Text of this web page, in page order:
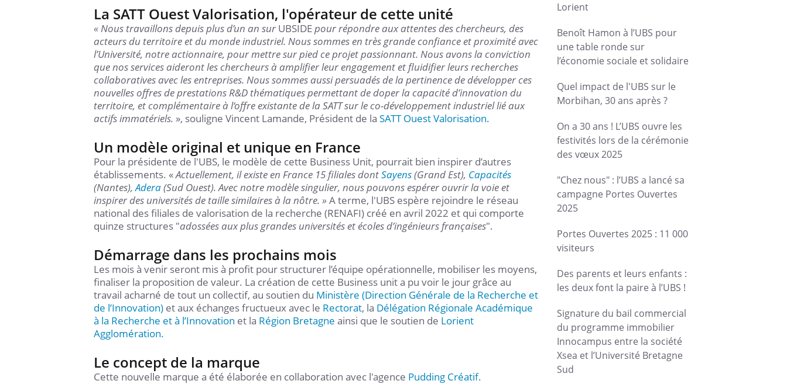
La SATT Ouest Valorisation, l'opérateur de cette unité
« Nous travaillons depuis plus d’un an sur UBSIDEpour répondre aux attentes des chercheurs, des
acteurs du territoire et du monde industriel. Nous sommes en très grande confiance et proximité avec
l’Université, notre actionnaire, pour mettre sur pied ce projet passionnant. Nous avons la conviction
que nos services aideront les chercheurs à amplifier leur engagement et fluidifier leurs recherches
collaboratives avec les entreprises. Nous sommes aussi persuadés de la pertinence de développer ces
nouvelles offres de prestations R&D thématiques permettant de doper la capacité d’innovation du
territoire, et complémentaire à l‘offre existante de la SATT sur le co-développement industriel lié aux
actifs immatériels. », souligne Vincent Lamande, Président de la SATT Ouest Valorisation.
Un modèle original et unique en France
Pour la présidente de l'UBS, le modèle de cette Business Unit, pourrait bien inspirer d’autres
établissements. «Actuellement, il existe en France 15 filiales dontSayens(Grand Est), Capacités
(Nantes),Adera(Sud Ouest). Avec notre modèle singulier, nous pouvons espérer ouvrir la voie et
inspirer des universités de taille similaires à la nôtre. » A terme, l'UBS espère rejoindre le réseau
national des filiales de valorisation de la recherche (RENAFI) créé en avril 2022 et qui comporte
quinze structures "adossées aux plus grandes universités et écoles d’ingénieurs françaises".
Démarrage dans les prochains mois
Les mois à venir seront mis à profit pour structurer l’équipe opérationnelle, mobiliser les moyens,
finaliser la proposition de valeur. La création de cette Business unit a pu voir le jour grâce au
travail acharné de tout un collectif, au soutien du Ministère (Direction Générale de la Recherche et
de l’Innovation) et aux échanges fructueux avec le Rectorat, la Délégation Régionale Académique
à la Recherche et à l’Innovation et la Région Bretagne ainsi que le soutien de Lorient
Agglomération.
Le concept de la marque
Cette nouvelle marque a été élaborée en collaboration avec l'agence Pudding Créatif.
Lorient
Benoît Hamon à l’UBS pour
une table ronde sur
l’économie sociale et solidaire
Quel impact de l'UBS sur le
Morbihan, 30 ans après ?
On a 30 ans ! L’UBS ouvre les
festivités lors de la cérémonie
des vœux 2025
"Chez nous" : l’UBS a lancé sa
campagne Portes Ouvertes
2025
Portes Ouvertes 2025 : 11 000
visiteurs
Des parents et leurs enfants :
les deux font la paire à l’UBS !
Signature du bail commercial
du programme immobilier
Innocampus entre la société
Xsea et l’Université Bretagne
Sud